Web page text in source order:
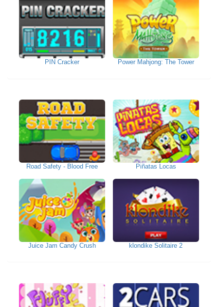
PIN Cracker Power Mahjong: The Tower
Road Safety - Blood Free Piñatas Locas
Juice Jam Candy Crush klondike Solitaire 2